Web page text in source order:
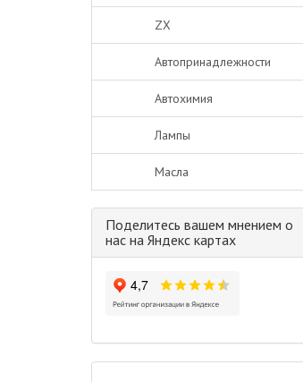
ZX
Автопринадлежности
Автохимия
Лампы
Масла
Поделитесь вашем мнением о
нас на Яндекс картах